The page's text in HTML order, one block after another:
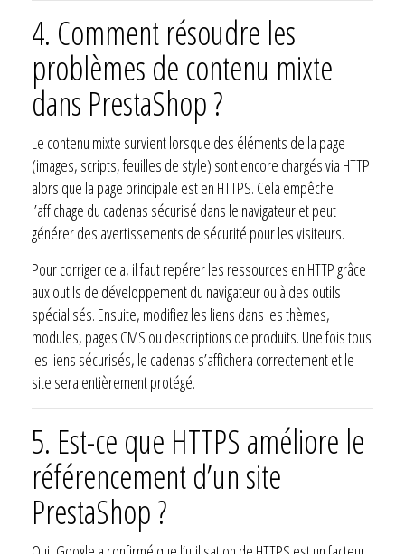
4. Comment résoudre les
problèmes de contenu mixte
dans PrestaShop ?
Le contenu mixte survient lorsque des éléments de la page
(images, scripts, feuilles de style) sont encore chargés via HTTP
alors que la page principale est en HTTPS. Cela empêche
l’affichage du cadenas sécurisé dans le navigateur et peut
générer des avertissements de sécurité pour les visiteurs.
Pour corriger cela, il faut repérer les ressources en HTTP grâce
aux outils de développement du navigateur ou à des outils
spécialisés. Ensuite, modifiez les liens dans les thèmes,
modules, pages CMS ou descriptions de produits. Une fois tous
les liens sécurisés, le cadenas s’affichera correctement et le
site sera entièrement protégé.
5. Est-ce que HTTPS améliore le
référencement d’un site
PrestaShop ?